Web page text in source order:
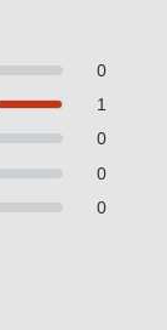
0
1
0
0
0